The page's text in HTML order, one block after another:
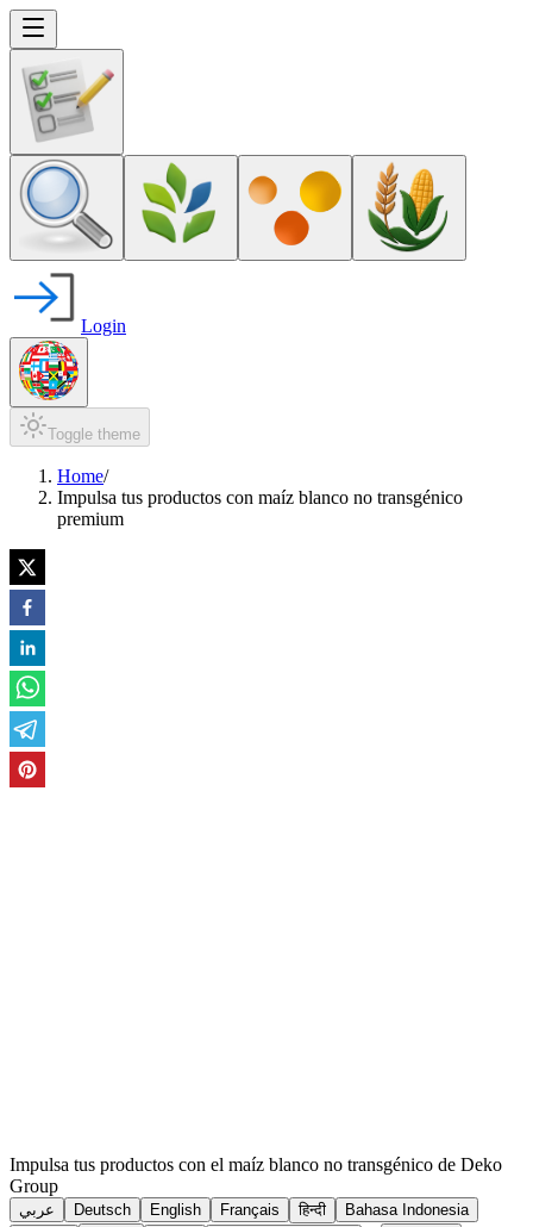
Login
Toggle theme
Home/
Impulsa tus productos con maíz blanco no transgénico
premium
Impulsa tus productos con el maíz blanco no transgénico de Deko
Group
عربي Deutsch English Français हिन्दी
Bahasa Indonesia